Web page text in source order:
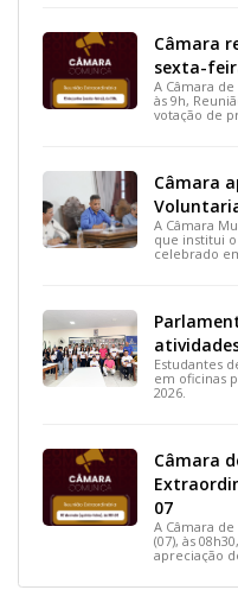
Câmara
sexta-
A Câmara
às 9h,
votação de
Câmara
A Câmara
que institui
celebrado
durante a
Estudantes
em oficinas
2026.
Câmara
07
A Câmara
(07), às
apreciação
interesse do